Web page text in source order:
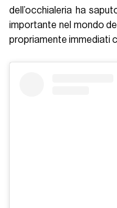
dell’occhialeria ha
importante nel mondo
propriamente immediati